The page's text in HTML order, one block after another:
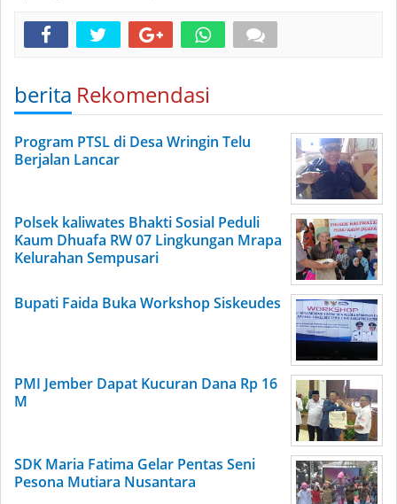
berita Rekomendasi
Program PTSL di Desa Wringin Telu
Berjalan Lancar
Polsek kaliwates Bhakti Sosial Peduli
Kaum Dhuafa RW 07 Lingkungan Mrapa
Kelurahan Sempusari
Bupati Faida Buka Workshop Siskeudes
PMI Jember Dapat Kucuran Dana Rp 16
M
SDK Maria Fatima Gelar Pentas Seni
Pesona Mutiara Nusantara